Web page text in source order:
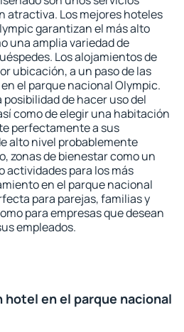
atractiva. Los mejores hoteles
garantizan el más alto
una amplia variedad de
Los alojamientos de
ubicación, a un paso de las
el parque nacional Olympic.
de hacer uso del
como de elegir una habitación
perfectamente a sus
alto nivel probablemente
zonas de bienestar como un
actividades para los más
en el parque nacional
para parejas, familias y
para empresas que desean
empleados.
hotel en el parque nacional